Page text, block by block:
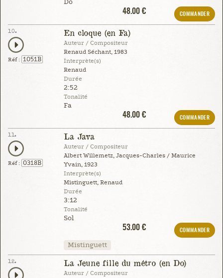
Do
48.00 €
COMMANDER
10.
Réf : 1051B
En cloque (en Fa)
Auteur / Compositeur
Renaud Séchant, 1983
Interprète(s)
Renaud
Durée
2:52
Tonalité
Fa
48.00 €
COMMANDER
11.
Réf : 0318B
La Java
Auteur / Compositeur
Albert Willemetz, Jacques-Charles / Maurice
Yvain, 1923
Interprète(s)
Mistinguett, Renaud
Durée
3:12
Tonalité
Sol
53.00 €
COMMANDER
Mistinguett
12. La Jeune fille du métro (en Do)
Auteur / Compositeur